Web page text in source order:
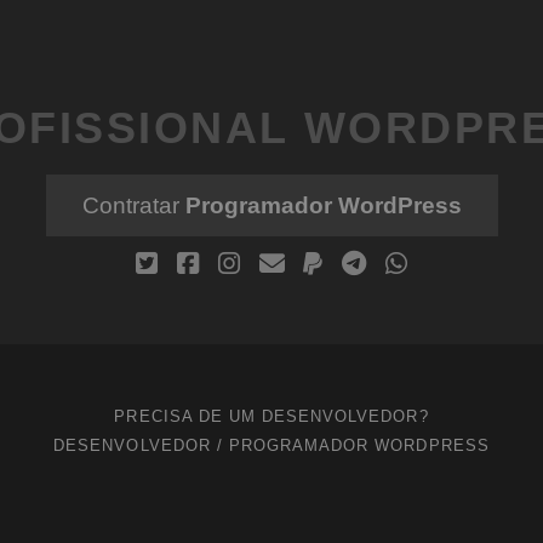
Contratar Programador WordPress
PRECISA DE UM DESENVOLVEDOR?
DESENVOLVEDOR / PROGRAMADOR WORDPRESS